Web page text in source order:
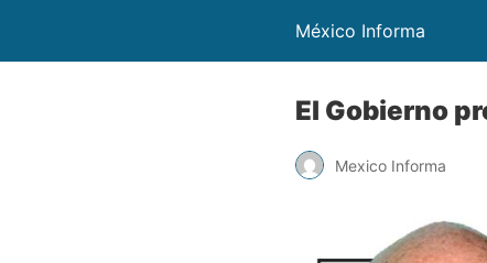
México Informa
El Gobierno
Mexico Informa